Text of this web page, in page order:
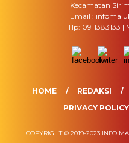
Kecamatan
Email :
Tlp: 0911383133 |
HOME REDAKSI
PRIVACY POLICY
COPYRIGHT © 2019-2023 INFO